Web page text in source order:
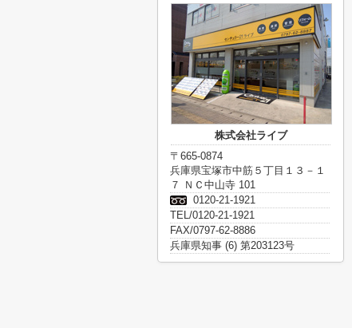
株式会社ライブ
〒665-0874
兵庫県宝塚市中筋５丁目１３－１
７ ＮＣ中山寺 101
0120-21-1921
TEL/0120-21-1921
FAX/0797-62-8886
兵庫県知事 (6) 第203123号